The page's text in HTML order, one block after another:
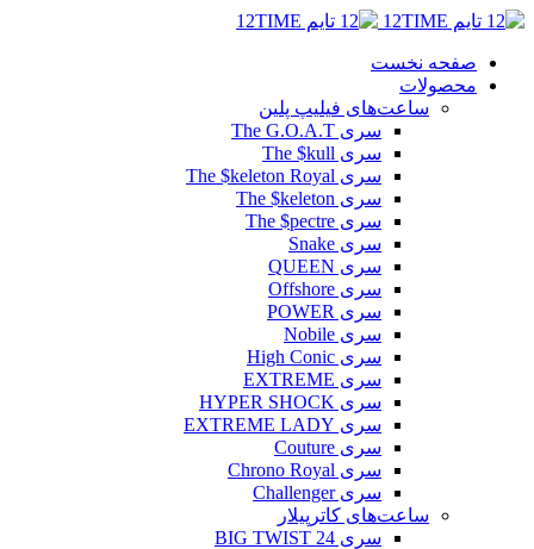
صفحه نخست
محصولات
ساعت‌های فیلیپ پلین
سری The G.O.A.T
سری The $kull
سری The $keleton Royal
سری The $keleton
سری The $pectre
سری Snake
سری QUEEN
سری Offshore
سری POWER
سری Nobile
سری High Conic
سری EXTREME
سری HYPER SHOCK
سری EXTREME LADY
سری Couture
سری Chrono Royal
سری Challenger
ساعت‌های کاترپیلار
سری BIG TWIST 24